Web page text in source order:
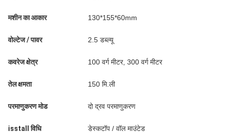
मशीन का आकार 130*155*60mm
वोल्टेज / पावर 2.5 डब्ल्यू
कवरेज क्षेत्र 100 वर्ग मीटर, 300 वर्ग मीटर
तेल क्षमता 150 मि.ली
परमाणुकरण मोड दो द्रव परमाणुकरण
isstall विधि डेस्कटॉप / वॉल माउंटेड